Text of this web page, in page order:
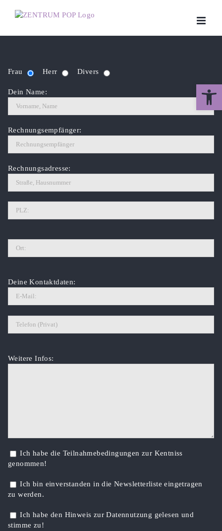
Inhalt
Frau Herr Divers
Dein Name:
Rechnungsempfänger:
Rechnungsadresse:
Deine Kontaktdaten:
Weitere Infos:
Ich habe die Teilnahmebedingungen zur Kentniss
genommen!
Ich bin einverstanden in die Newsletterliste eingetragen
zu werden.
Ich habe den Hinweis zur Datennutzung gelesen und
stimme zu!